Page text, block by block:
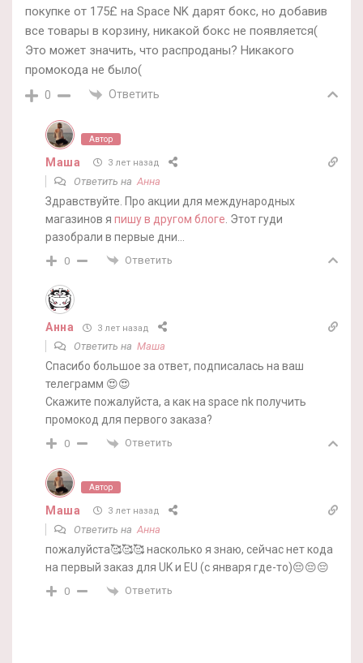
покупке от 175£ на Space NK дарят бокс, но добавив
все товары в корзину, никакой бокс не появляется(
Это может значить, что распроданы? Никакого
промокода не было(
0 Ответить
Автор
Маша 3 лет назад
Ответить на Анна
Здравствуйте. Про акции для международных
магазинов я пишу в другом блоге . Этот гуди
разобрали в первые дни…
0 Ответить
Анна 3 лет назад
Ответить на Маша
Спасибо большое за ответ, подписалась на ваш
телеграмм 😍😍
Скажите пожалуйста, а как на space nk получить
промокод для первого заказа?
0 Ответить
Автор
Маша 3 лет назад
Ответить на Анна
пожалуйста🥰🥰🥰 насколько я знаю, сейчас нет кода
на первый заказ для UK и EU (с января где-то)😔😔😔
0 Ответить